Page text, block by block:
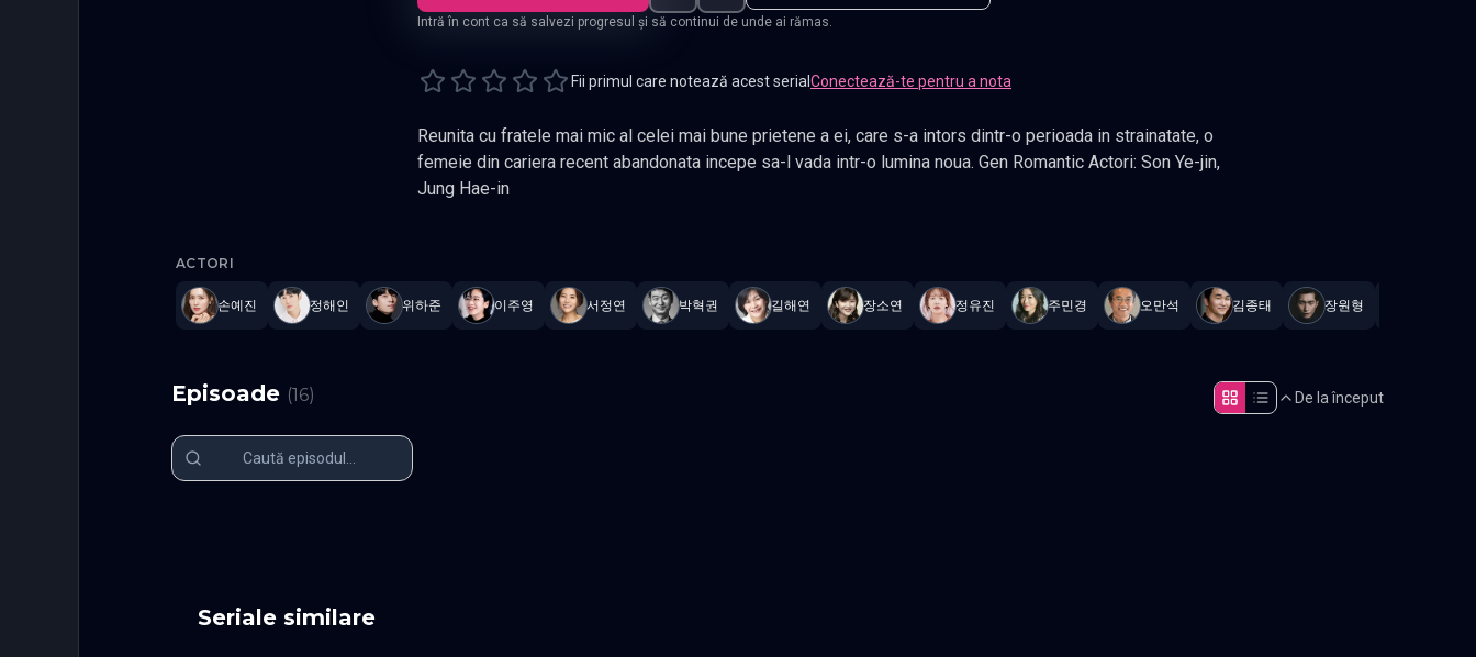
Intră în cont ca să salvezi progresul și să continui de unde ai rămas.
Fii primul care notează acest serial Conectează-te pentru a nota
Reunita cu fratele mai mic al celei mai bune prietene a ei, care s-a intors dintr-o perioada in strainatate, o
femeie din cariera recent abandonata incepe sa-l vada intr-o lumina noua. Gen Romantic Actori: Son Ye-jin,
Jung Hae-in
ACTORI
손예진 정해인 위하준 이주영 서정연 박혁권 길해연 장소연 정유진 주민경 오만석 김종태 장원형
Episoade (16) De la început
Seriale similare